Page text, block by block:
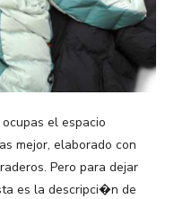
el espacio
mejor, elaborado con
Pero para dejar
es la descripci�n de